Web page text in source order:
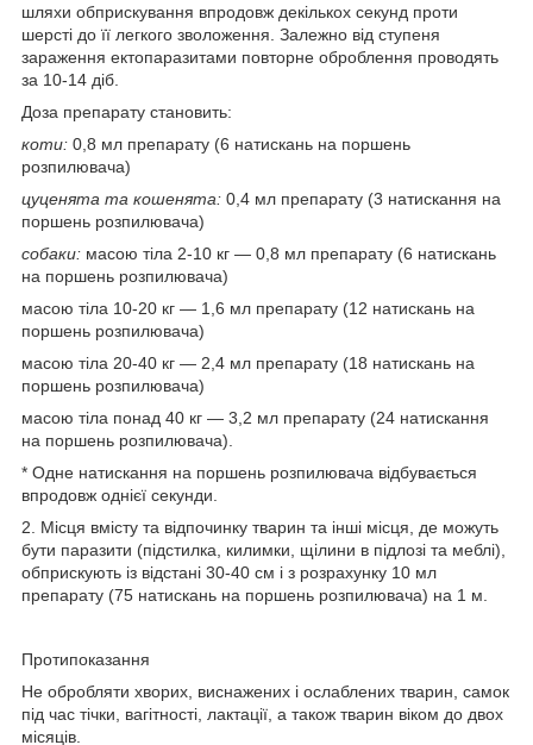
шляхи обприскування впродовж декількох секунд проти
шерсті до її легкого зволоження. Залежно від ступеня
зараження ектопаразитами повторне оброблення проводять
за 10-14 діб.
Доза препарату становить:
коти: 0,8 мл препарату (6 натискань на поршень
розпилювача)
цуценята та кошенята: 0,4 мл препарату (3 натискання на
поршень розпилювача)
собаки: масою тіла 2-10 кг — 0,8 мл препарату (6 натискань
на поршень розпилювача)
масою тіла 10-20 кг — 1,6 мл препарату (12 натискань на
поршень розпилювача)
масою тіла 20-40 кг — 2,4 мл препарату (18 натискань на
поршень розпилювача)
масою тіла понад 40 кг — 3,2 мл препарату (24 натискання
на поршень розпилювача).
* Одне натискання на поршень розпилювача відбувається
впродовж однієї секунди.
2. Місця вмісту та відпочинку тварин та інші місця, де можуть
бути паразити (підстилка, килимки, щілини в підлозі та меблі),
обприскують із відстані 30-40 см і з розрахунку 10 мл
препарату (75 натискань на поршень розпилювача) на 1 м.
Протипоказання
Не обробляти хворих, виснажених і ослаблених тварин, самок
під час тічки, вагітності, лактації, а також тварин віком до двох
місяців.